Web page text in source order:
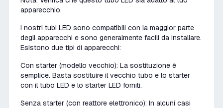
apparecchio.
I nostri tubi LED sono compatibili con la maggior parte
degli apparecchi e sono generalmente facili da installare.
Esistono due tipi di apparecchi:
Con starter (modello vecchio): La sostituzione è
semplice. Basta sostituire il vecchio tubo e lo starter
con il tubo LED e lo starter LED forniti.
Senza starter (con reattore elettronico): In alcuni casi